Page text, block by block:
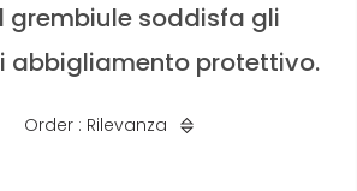
grembiule soddisfa gli
abbigliamento protettivo.
Order : Rilevanza